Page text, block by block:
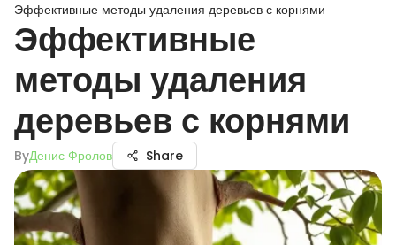
Эффективные методы удаления деревьев с корнями
Эффективные
методы удаления
деревьев с корнями
ByДенис Фролов Share